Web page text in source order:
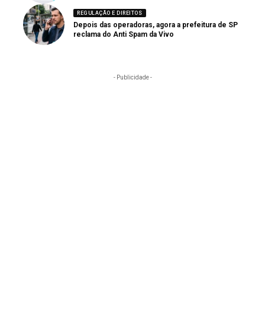
REGULAÇÃO E DIREITOS
Depois das operadoras, agora a prefeitura de SP
reclama do Anti Spam da Vivo
- Publicidade -